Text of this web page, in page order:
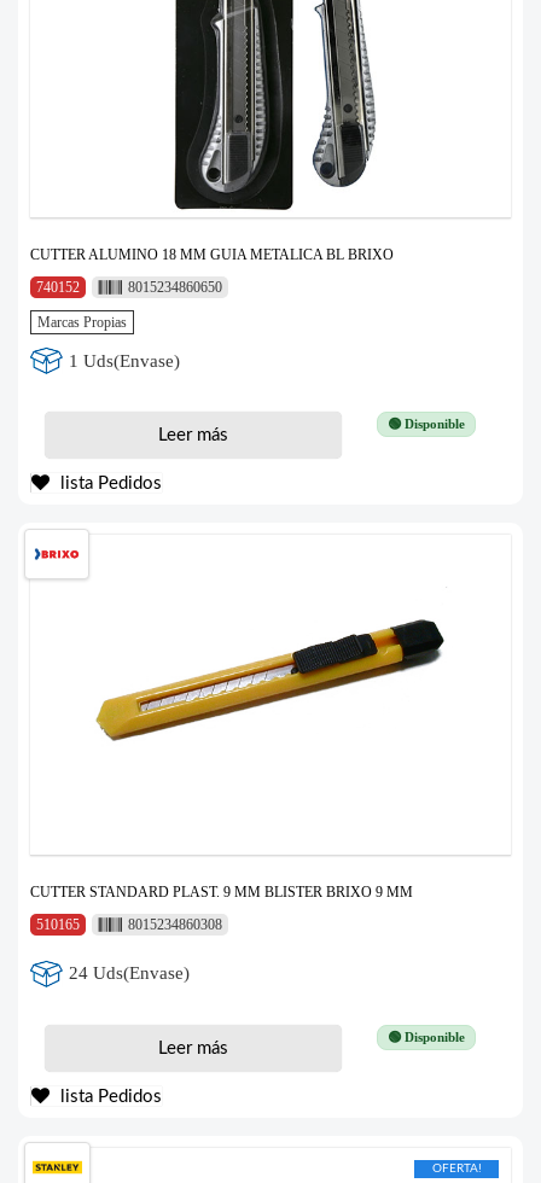
CUTTER ALUMINO 18 MM GUIA METALICA BL BRIXO
740152
8015234860650
Marcas Propias
1 Uds(Envase)
🟢 Disponible
Leer más
lista Pedidos
CUTTER STANDARD PLAST. 9 MM BLISTER BRIXO 9 MM
510165
8015234860308
24 Uds(Envase)
🟢 Disponible
Leer más
lista Pedidos
OFERTA!